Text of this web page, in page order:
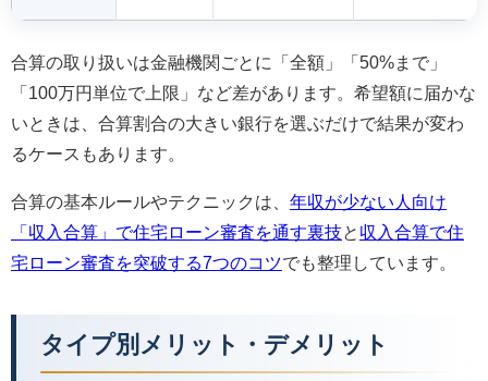
合算の取り扱いは金融機関ごとに「全額」「50%まで」
「100万円単位で上限」など差があります。希望額に届かな
いときは、合算割合の大きい銀行を選ぶだけで結果が変わ
るケースもあります。
合算の基本ルールやテクニックは、 年収が少ない人向け
「収入合算」で住宅ローン審査を通す裏技と 収入合算で住
宅ローン審査を突破する7つのコツでも整理しています。
タイプ別メリット・デメリット